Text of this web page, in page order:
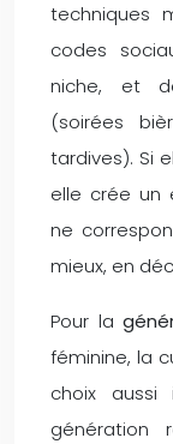
techniques
codes
niche, et
(soirées
tardives). Si
elle crée un
ne
mieux, en
Pour la
féminine, la
choix
génération